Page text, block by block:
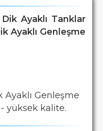
Ayaklı Tanklar
Ayaklı Genleşme
Ayaklı Genleşme
yüksek kalite.